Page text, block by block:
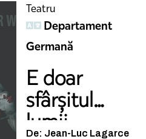
Teatru
Departament
Germană
E doar
sfârșitul
lumii
De: Jean-Luc Lagarce